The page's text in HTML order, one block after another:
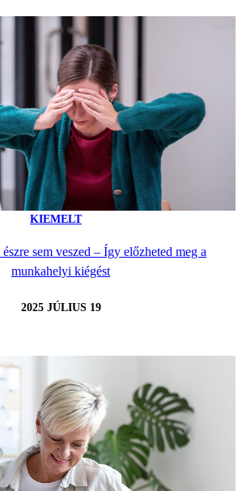
KIEMELT
sem veszed – Így előzheted meg a
munkahelyi kiégést
2025 JÚLIUS 19